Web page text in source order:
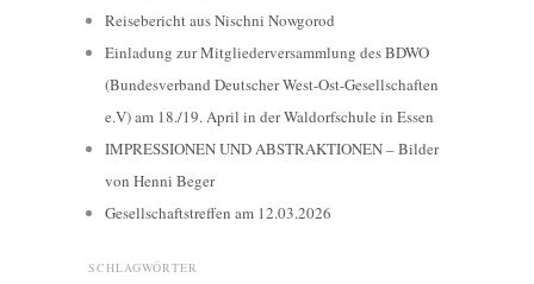
Reisebericht aus Nischni Nowgorod
Einladung zur Mitgliederversammlung des BDWO
(Bundesverband Deutscher West-Ost-Gesellschaften
e.V) am 18./19. April in der Waldorfschule in Essen
IMPRESSIONEN UND ABSTRAKTIONEN – Bilder
von Henni Beger
Gesellschaftstreffen am 12.03.2026
SCHLAGWÖRTER